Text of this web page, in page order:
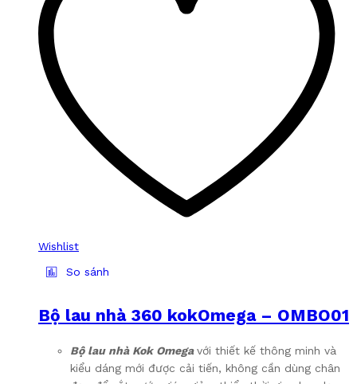
Wishlist
So sánh
Bộ lau nhà 360 kokOmega – OMBO01
Bộ lau nhà Kok Omegavới thiết kế thông minh và
kiểu dáng mới được cải tiến, không cần dùng chân